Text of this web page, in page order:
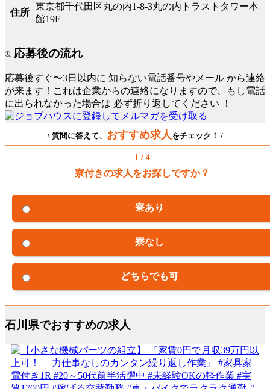
住所
東京都千代田区丸の内1-8-3丸の内トラストタワー本
館19F
応募後の流れ
応募後すぐ〜3日以内に 知らない電話番号やメール から連絡
が来ます！これは企業からの連絡になりますので、もし電話
に出られなかった場合は 必ず折り返してください ！
\ 質問に答えて、 おすすめ求人をチェック！ /
1 / 4
寮付きの求人をお探しですか？
寮あり
寮なし
どちらでも可
石川県でおすすめの求人